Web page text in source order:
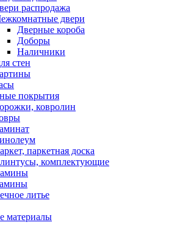
распродажа
двери
Дверные короба
Доборы
Наличники
стен
покрытия
ковролин
паркетная доска
комплектующие
литье
материалы